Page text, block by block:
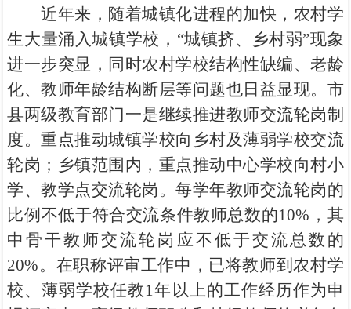
近年来，随着城镇化进程的加快，农村学
生大量涌入城镇学校，“城镇挤、乡村弱”现象
进一步突显，同时农村学校结构性缺编、老龄
化、教师年龄结构断层等问题也日益显现。市
县两级教育部门一是继续推进教师交流轮岗制
度。重点推动城镇学校向乡村及薄弱学校交流
轮岗；乡镇范围内，重点推动中心学校向村小
学、教学点交流轮岗。每学年教师交流轮岗的
比例不低于符合交流条件教师总数的10%，其
中骨干教师交流轮岗应不低于交流总数的
20%。在职称评审工作中，已将教师到农村学
校、薄弱学校任教1年以上的工作经历作为申